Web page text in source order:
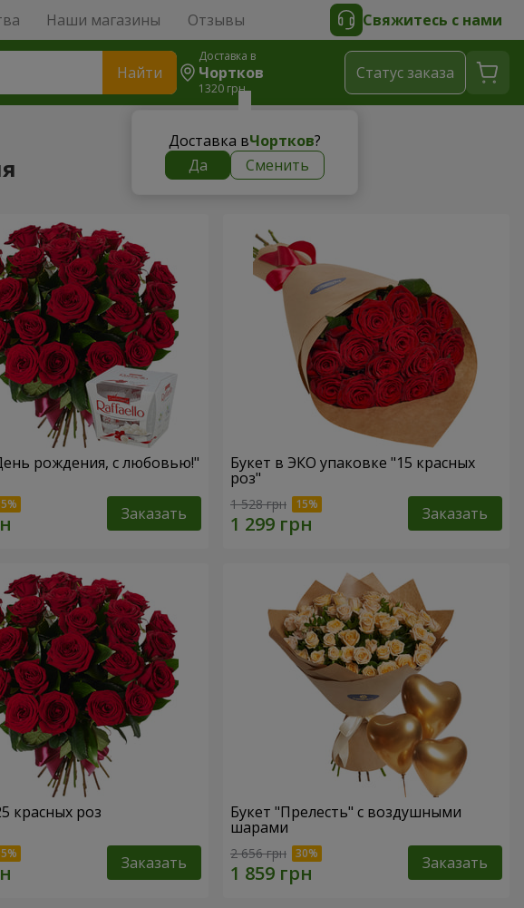
Наши магазины Отзывы Свяжитесь с нами
Найти
Доставка в
Чортков
1320 грн
Доставка вЧортков?
Да
Сменить
Cтатус заказа
рождения, с любовью!"
Заказать
Букет в ЭКО упаковке "15 красных
роз"
1 528 грн Заказать
красных роз
Заказать
Букет "Прелесть" с воздушными
шарами
2 656 грн Заказать